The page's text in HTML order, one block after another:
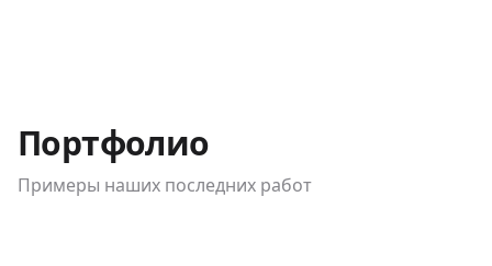
Портфолио
Примеры наших последних работ